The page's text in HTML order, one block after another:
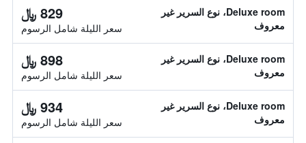
Deluxe room، نوع السرير غير
معروف
829 ﷼
سعر الليلة شامل الرسوم
Deluxe room، نوع السرير غير
معروف
898 ﷼
سعر الليلة شامل الرسوم
Deluxe room، نوع السرير غير
معروف
934 ﷼
سعر الليلة شامل الرسوم